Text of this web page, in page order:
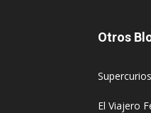
Otros
El Viajero